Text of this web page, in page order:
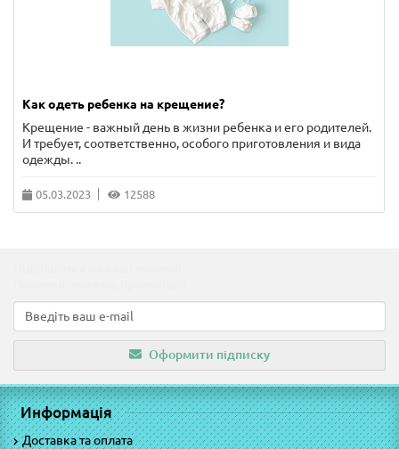
Как одеть ребенка на крещение?
Крещение - важный день в жизни ребенка и его родителей.
И требует, соответственно, особого приготовления и вида
одежды. ..
05.03.2023 12588
Оформити підписку
Информація
Доставка та оплата